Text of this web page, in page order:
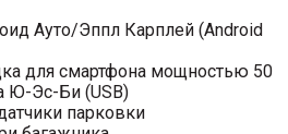
Ауто/Эппл Карплей (Android
для смартфона мощностью 50
Ю-Эс-Би (USB)
парковки